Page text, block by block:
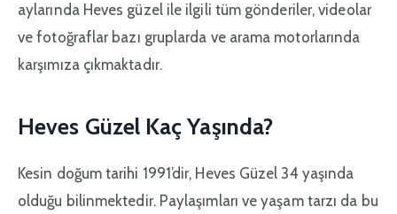
aylarında Heves güzel ile ilgili tüm gönderiler, videolar
ve fotoğraflar bazı gruplarda ve arama motorlarında
karşımıza çıkmaktadır.
Heves Güzel Kaç Yaşında?
Kesin doğum tarihi 1991’dir, Heves Güzel 34 yaşında
olduğu bilinmektedir. Paylaşımları ve yaşam tarzı da bu